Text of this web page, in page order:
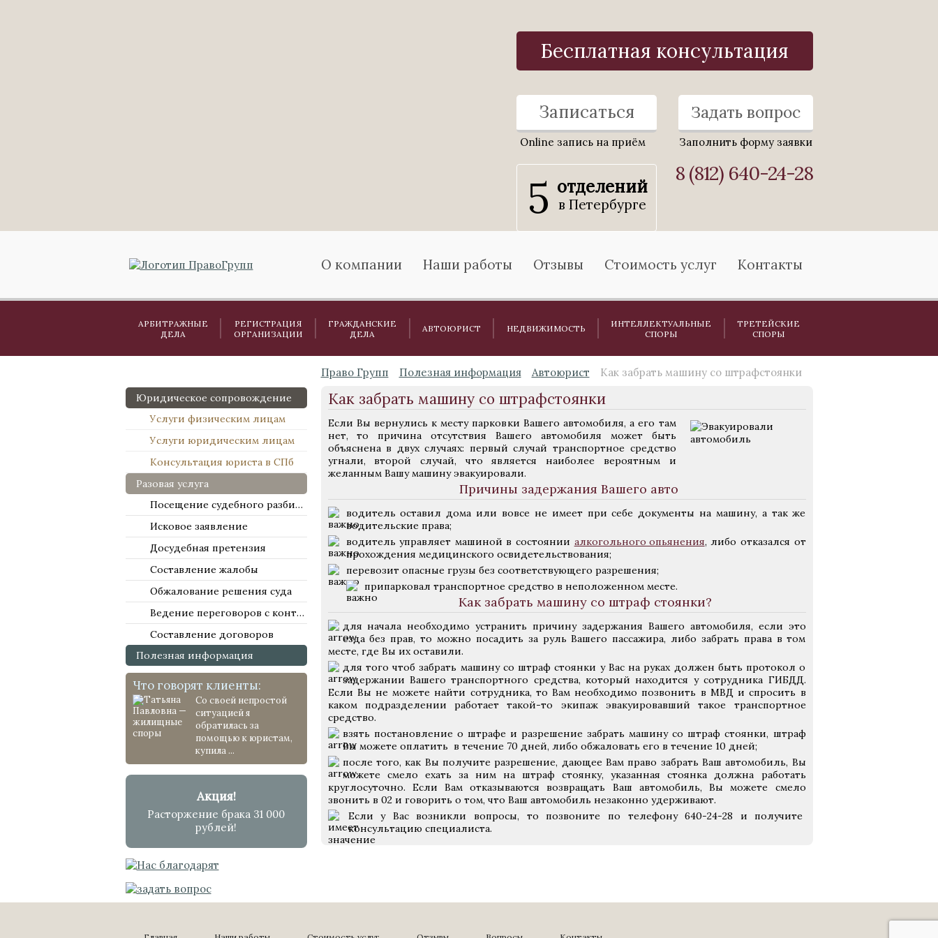
Бесплатная консультация
Записаться
Online запись на приём
Задать вопрос
Заполнить форму заявки
5 отделений
в Петербурге
8 (812) 640-24-28
О компании Наши работы Отзывы Стоимость услуг Контакты
АРБИТРАЖНЫЕ
ДЕЛА
РЕГИСТРАЦИЯ
ОРГАНИЗАЦИИ
ГРАЖДАНСКИЕ
ДЕЛА
АВТОЮРИСТ НЕДВИЖИМОСТЬ
ИНТЕЛЛЕКТУАЛЬНЫЕ
СПОРЫ
ТРЕТЕЙСКИЕ
СПОРЫ
Юридическое сопровождение
Услуги физическим лицам
Услуги юридическим лицам
Консультация юриста в СПб
Разовая услуга
Посещение судебного разбирательства
Исковое заявление
Досудебная претензия
Составление жалобы
Обжалование решения суда
Ведение переговоров с контрагентами
Составление договоров
Полезная информация
Что говорят клиенты:
Со своей непростой
ситуацией я
обратилась за
помощью к юристам,
купила ...
Акция!
Расторжение брака 31 000
рублей!
Право Групп Полезная информация Автоюрист Как забрать машину со штрафстоянки
Как забрать машину со штрафстоянки
Если Вы вернулись к месту парковки Вашего автомобиля, а его там
нет, то причина отсутствия Вашего автомобиля может быть
объяснена в двух случаях: первый случай транспортное средство
угнали, второй случай, что является наиболее вероятным и
желанным Вашу машину эвакуировали.
Причины задержания Вашего авто
водитель оставил дома или вовсе не имеет при себе документы на машину, а так же
водительские права;
водитель управляет машиной в состоянии алкогольного опьянения, либо отказался от
прохождения медицинского освидетельствования;
перевозит опасные грузы без соответствующего разрешения;
припарковал транспортное средство в неположенном месте.
Как забрать машину со штраф стоянки?
для начала необходимо устранить причину задержания Вашего автомобиля, если это
езда без прав, то можно посадить за руль Вашего пассажира, либо забрать права в том
месте, где Вы их оставили.
для того чтоб забрать машину со штраф стоянки у Вас на руках должен быть протокол о
задержании Вашего транспортного средства, который находится у сотрудника ГИБДД.
Если Вы не можете найти сотрудника, то Вам необходимо позвонить в МВД и спросить в
каком подразделении работает такой-то экипаж эвакуировавший такое транспортное
средство.
взять постановление о штрафе и разрешение забрать машину со штраф стоянки, штраф
Вы можете оплатить в течение 70 дней, либо обжаловать его в течение 10 дней;
после того, как Вы получите разрешение, дающее Вам право забрать Ваш автомобиль, Вы
можете смело ехать за ним на штраф стоянку, указанная стоянка должна работать
круглосуточно. Если Вам отказываются возвращать Ваш автомобиль, Вы можете смело
звонить в 02 и говорить о том, что Ваш автомобиль незаконно удерживают.
Если у Вас возникли вопросы, то позвоните по телефону 640-24-28 и получите
консультацию специалиста.